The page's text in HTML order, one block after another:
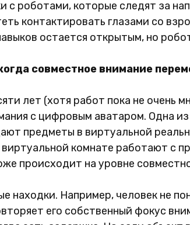
с роботами, которые следят за
контактировать глазами со
остается открытым, но
совместное внимание
лет (хотя работ пока не очень
с цифровым аватаром. Одна
предметы в виртуальной
комнате работают с
происходит на уровне
находки. Например, человек не
его собственный фокус